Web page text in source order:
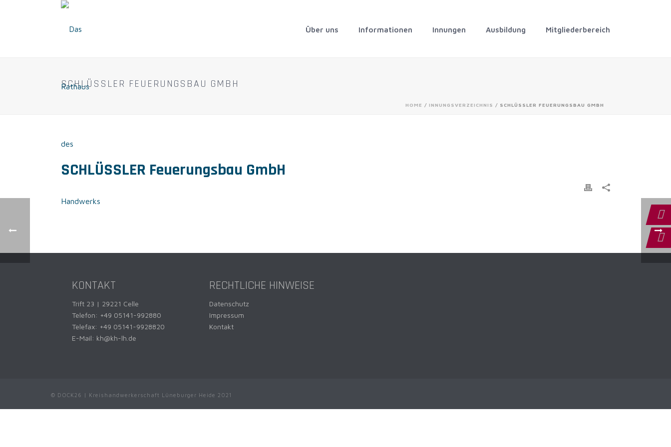
Über uns Informationen Innungen Ausbildung Mitgliederbereich
SCHLÜSSLER FEUERUNGSBAU GMBH
HOME / INNUNGSVERZEICHNIS / SCHLÜSSLER FEUERUNGSBAU GMBH
SCHLÜSSLER Feuerungsbau GmbH
KONTAKT
Trift 23 | 29221 Celle
Telefon: +49 05141-992880
Telefax: +49 05141-9928820
E-Mail: kh@kh-lh.de
RECHTLICHE HINWEISE
Datenschutz
Impressum
Kontakt
© DOCK26 | Kreishandwerkerschaft Lüneburger Heide 2021